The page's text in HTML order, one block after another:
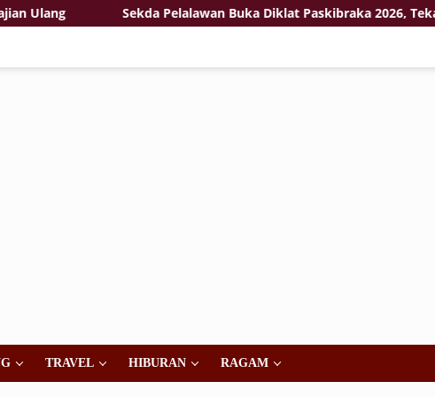
Sekda Pelalawan Buka Diklat Paskibraka 2026, Tekankan
TRAVEL HIBURAN RAGAM